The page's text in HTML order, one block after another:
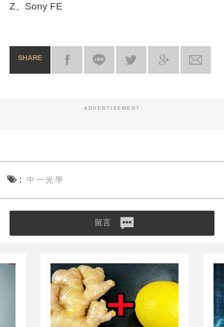
Z、Sony FE
SHARE
ADVERTISEMENT
中一光學
留言